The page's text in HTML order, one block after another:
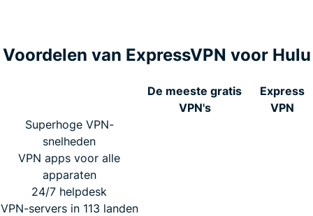
Voordelen van ExpressVPN voor Hulu
De meeste gratis
VPN's
Express
VPN
Superhoge VPN-
snelheden
VPN apps voor alle
apparaten
24/7 helpdesk
VPN-servers in 113 landen